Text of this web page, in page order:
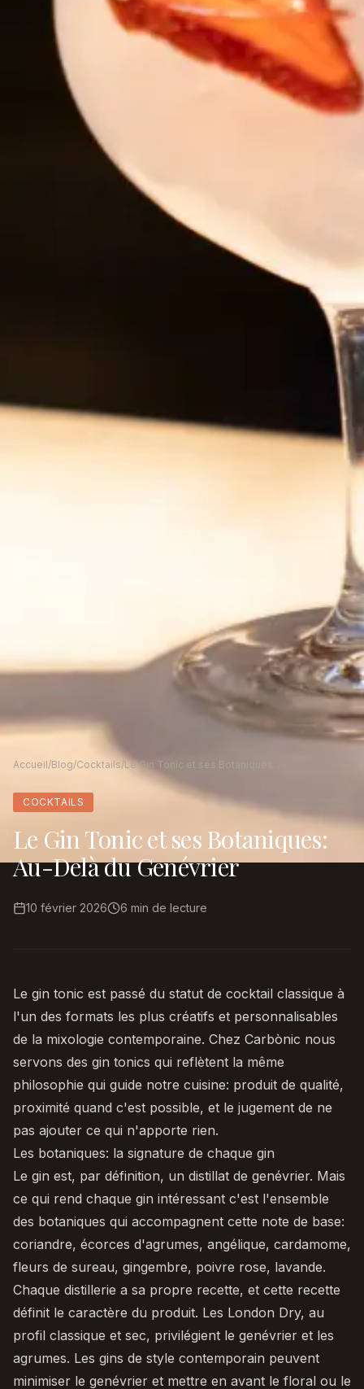
Accueil/Blog/Cocktails/
COCKTAILS
Le Gin Tonic et ses Botaniques:
Au-Delà du Genévrier
10 février 2026 6 min de lecture
Le gin tonic est passé du statut de cocktail classique à
l'un des formats les plus créatifs et personnalisables
de la mixologie contemporaine. Chez Carbònic nous
servons des gin tonics qui reflètent la même
philosophie qui guide notre cuisine: produit de qualité,
proximité quand c'est possible, et le jugement de ne
pas ajouter ce qui n'apporte rien.
Les botaniques: la signature de chaque gin
Le gin est, par définition, un distillat de genévrier. Mais
ce qui rend chaque gin intéressant c'est l'ensemble
des botaniques qui accompagnent cette note de base:
coriandre, écorces d'agrumes, angélique, cardamome,
fleurs de sureau, gingembre, poivre rose, lavande.
Chaque distillerie a sa propre recette, et cette recette
définit le caractère du produit. Les London Dry, au
profil classique et sec, privilégient le genévrier et les
agrumes. Les gins de style contemporain peuvent
minimiser le genévrier et mettre en avant le floral ou le